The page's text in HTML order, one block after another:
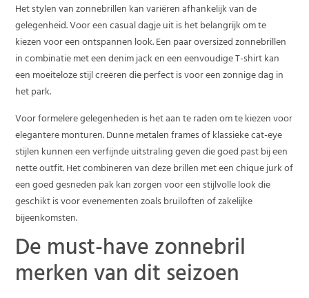
Het stylen van zonnebrillen kan variëren afhankelijk van de
gelegenheid. Voor een casual dagje uit is het belangrijk om te
kiezen voor een ontspannen look. Een paar oversized zonnebrillen
in combinatie met een denim jack en een eenvoudige T-shirt kan
een moeiteloze stijl creëren die perfect is voor een zonnige dag in
het park.
Voor formelere gelegenheden is het aan te raden om te kiezen voor
elegantere monturen. Dunne metalen frames of klassieke cat-eye
stijlen kunnen een verfijnde uitstraling geven die goed past bij een
nette outfit. Het combineren van deze brillen met een chique jurk of
een goed gesneden pak kan zorgen voor een stijlvolle look die
geschikt is voor evenementen zoals bruiloften of zakelijke
bijeenkomsten.
De must-have zonnebril
merken van dit seizoen